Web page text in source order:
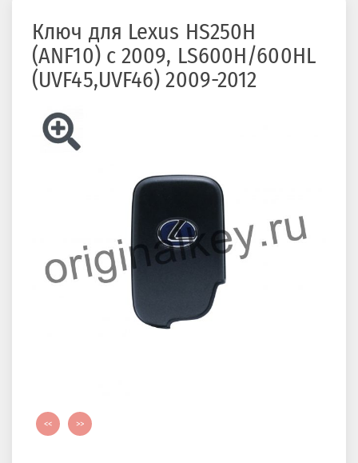
Ключ для Lexus HS250H
(ANF10) с 2009, LS600H/600HL
(UVF45,UVF46) 2009-2012
<< >>